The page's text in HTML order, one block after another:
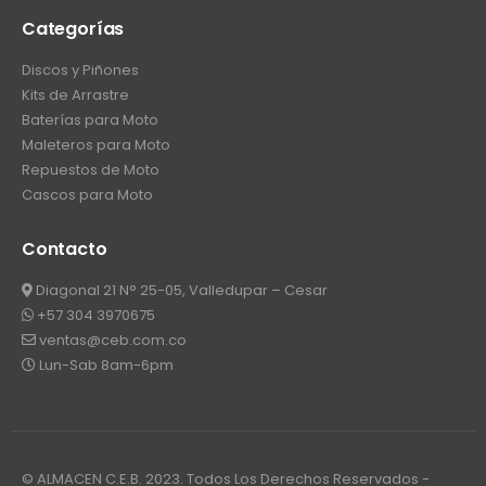
Categorías
Discos y Piñones
Kits de Arrastre
Baterías para Moto
Maleteros para Moto
Repuestos de Moto
Cascos para Moto
Contacto
Diagonal 21 N° 25-05, Valledupar – Cesar
+57 304 3970675
ventas@ceb.com.co
Lun-Sab 8am-6pm
© ALMACEN C.E.B. 2023. Todos Los Derechos Reservados -